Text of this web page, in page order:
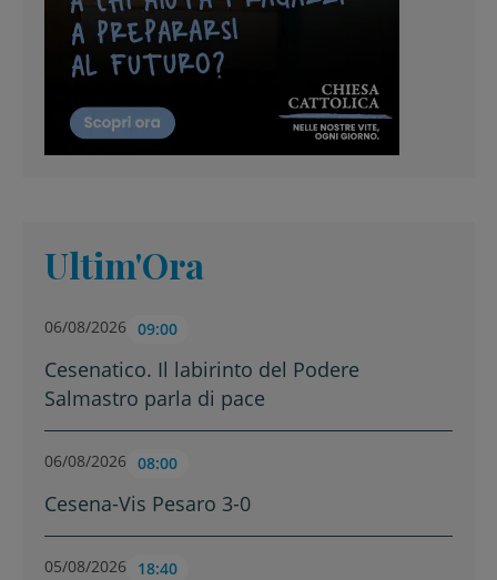
Ultim'Ora
06/08/2026 09:00
Cesenatico. Il labirinto del Podere
Salmastro parla di pace
06/08/2026 08:00
Cesena-Vis Pesaro 3-0
05/08/2026 18:40